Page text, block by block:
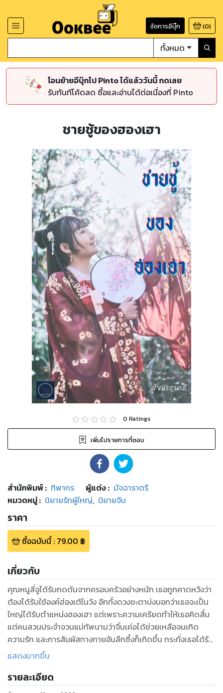
จัดการอีบุ๊ก (0)
ทั้งหมด
โอนย้ายอีบุ๊กไป Pinto ได้แล้ววันนี้ กดเลย
รับทันทีโค้ดลด ซื้อและอ่านได้ต่อเนื่องที่ Pinto
ชายชู้ของฮองเฮา
0 Ratings
เพิ่มไปรายการที่ชอบ
สำนักพิมพ์: ทิพากร ผู้แต่ง : มัจฉาราตรี
หมวดหมู่: นิยายรักผู้ใหญ่, นิยายจีน
ราคา
ซื้อฉบับนี้: 79.00 ฿
เกี่ยวกับ
คุณหนูลี่จูได้รับกดดันจากครอบครัวอย่างหนัก เธอถูกคาดหวังว่า
ต้องได้รับใช้องค์ฮ่องเต้ในวัง อีกทั้งดวงชะตาบ่งบอกว่าเธอจะเป็น
ใหญ่ได้รับตำแหน่งฮองเฮา แต่เพราะความเครียดทำให้เธอคิดสั้น
แต่คนสวนประจำจวนแม่ทัพนามว่าจิ้นเค่อได้ช่วยเหลือจนเกิด
ความรัก และการสัมผัสทางกายอันลึกซึ้งก็เกิดขึ้น กระทั่งเธอได้รับ
คัดเลือกให้เข้าไปในวัง ความสัมพันธ์ที่ควรสิ้นสุดลง กลับต้องมี
แสดงมากขึ้น
รายละเอียด